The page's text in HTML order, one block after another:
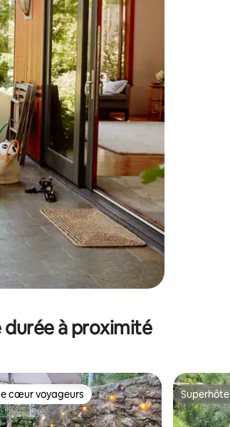
en appuyant et en faisant glisser.
à proximité
cœur voyageurs
cœur voyageurs Superhôte
Superhôte